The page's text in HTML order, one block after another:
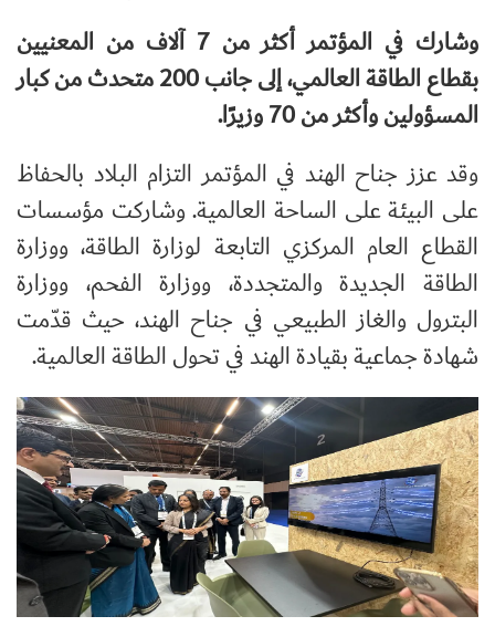
وشارك في المؤتمر أكثر من 7 آلاف من المعنيين
بقطاع الطاقة العالمي، إلى جانب 200 متحدث من كبار
المسؤولين وأكثر من 70 وزيرًا.
وقد عزز جناح الهند في المؤتمر التزام البلاد بالحفاظ
على البيئة على الساحة العالمية. وشاركت مؤسسات
القطاع العام المركزي التابعة لوزارة الطاقة، ووزارة
الطاقة الجديدة والمتجددة، ووزارة الفحم، ووزارة
البترول والغاز الطبيعي في جناح الهند، حيث قدّمت
شهادة جماعية بقيادة الهند في تحول الطاقة العالمية.